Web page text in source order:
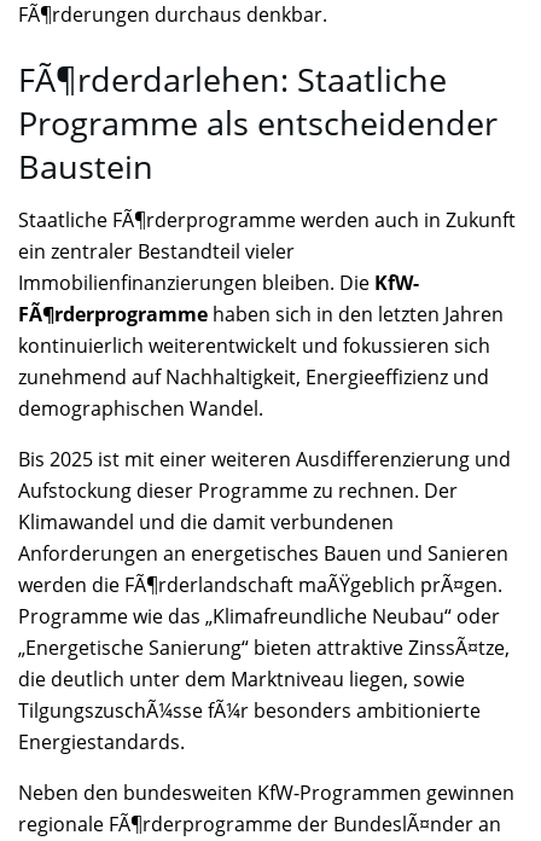
FÃ¶rderungen durchaus denkbar.
FÃ¶rderdarlehen: Staatliche
Programme als entscheidender
Baustein
Staatliche FÃ¶rderprogramme werden auch in Zukunft
ein zentraler Bestandteil vieler
Immobilienfinanzierungen bleiben. Die KfW-
FÃ¶rderprogramme haben sich in den letzten Jahren
kontinuierlich weiterentwickelt und fokussieren sich
zunehmend auf Nachhaltigkeit, Energieeffizienz und
demographischen Wandel.
Bis 2025 ist mit einer weiteren Ausdifferenzierung und
Aufstockung dieser Programme zu rechnen. Der
Klimawandel und die damit verbundenen
Anforderungen an energetisches Bauen und Sanieren
werden die FÃ¶rderlandschaft maÃŸgeblich prÃ¤gen.
Programme wie das „Klimafreundliche Neubau“ oder
„Energetische Sanierung“ bieten attraktive ZinssÃ¤tze,
die deutlich unter dem Marktniveau liegen, sowie
TilgungszuschÃ¼sse fÃ¼r besonders ambitionierte
Energiestandards.
Neben den bundesweiten KfW-Programmen gewinnen
regionale FÃ¶rderprogramme der BundeslÃ¤nder an